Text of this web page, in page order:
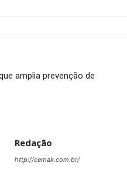
amplia prevenção de
Redação
http://cemak.com.br/